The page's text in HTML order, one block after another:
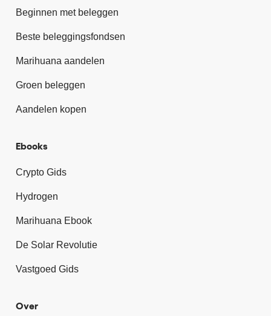
Beginnen met beleggen
Beste beleggingsfondsen
Marihuana aandelen
Groen beleggen
Aandelen kopen
Ebooks
Crypto Gids
Hydrogen
Marihuana Ebook
De Solar Revolutie
Vastgoed Gids
Over